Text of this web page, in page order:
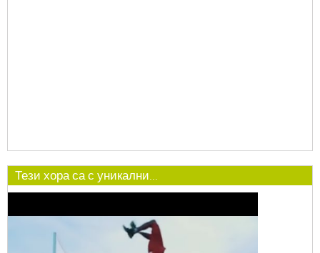
Тези хора са с уникални...